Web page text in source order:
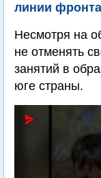
линии фронта
Несмотря на
не отменять
занятий в
юге страны.